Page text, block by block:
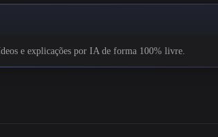
e explicações por IA de forma 100% livre.